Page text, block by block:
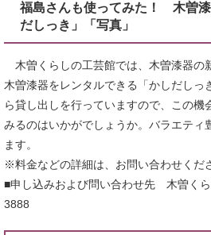
福島さんも使ってみた！ 木曽
だしっき」「写真」
木曽くらしの工芸館では、木曽漆器の
木曽漆器をレンタルできる「かしだしっ
ら貸し出しを行っていますので、この機
みるのはいかがでしょうか。バラエティ
ます。
※料金などの詳細は、お問い合わせくだ
■申し込みおよび問い合わせ先 木曽く
3888